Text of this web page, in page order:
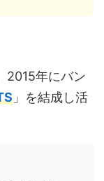
2015年にバン
」を結成し活